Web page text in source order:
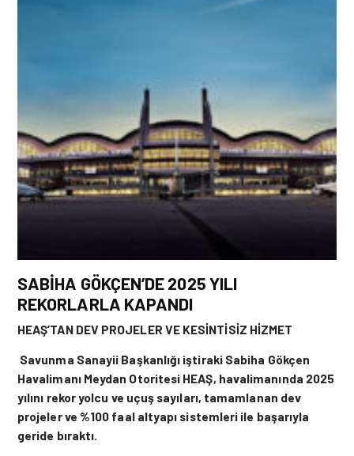
SABİHA GÖKÇEN’DE 2025 YILI
REKORLARLA KAPANDI
HEAŞ’TAN DEV PROJELER VE KESİNTİSİZ HİZMET
Savunma Sanayii Başkanlığı iştiraki Sabiha Gökçen
Havalimanı Meydan Otoritesi HEAŞ, havalimanında 2025
yılını rekor yolcu ve uçuş sayıları, tamamlanan dev
projeler ve %100 faal altyapı sistemleri ile başarıyla
geride bıraktı.